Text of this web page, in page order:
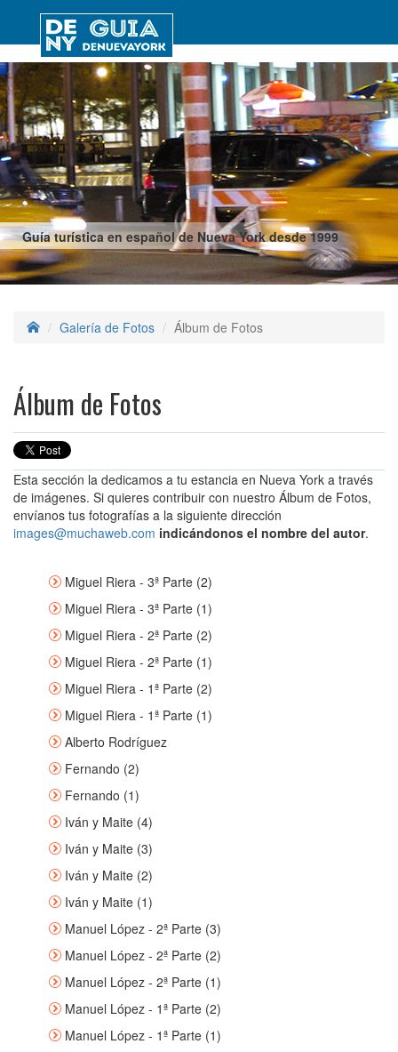
Guía turística en español de Nueva York desde 1999
Galería de Fotos Álbum de Fotos
Álbum de Fotos
Esta sección la dedicamos a tu estancia en Nueva York a través
de imágenes. Si quieres contribuir con nuestro Álbum de Fotos,
envíanos tus fotografías a la siguiente dirección
images@muchaweb.com indicándonos el nombre del autor.
Miguel Riera - 3ª Parte (2)
Miguel Riera - 3ª Parte (1)
Miguel Riera - 2ª Parte (2)
Miguel Riera - 2ª Parte (1)
Miguel Riera - 1ª Parte (2)
Miguel Riera - 1ª Parte (1)
Alberto Rodríguez
Fernando (2)
Fernando (1)
Iván y Maite (4)
Iván y Maite (3)
Iván y Maite (2)
Iván y Maite (1)
Manuel López - 2ª Parte (3)
Manuel López - 2ª Parte (2)
Manuel López - 2ª Parte (1)
Manuel López - 1ª Parte (2)
Manuel López - 1ª Parte (1)